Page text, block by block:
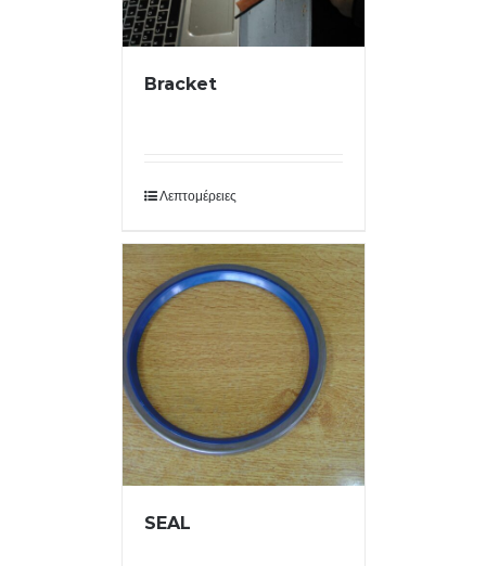
Bracket
Λεπτομέρειες
SEAL